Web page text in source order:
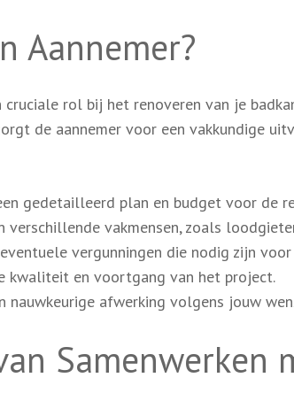
Aannemer?
cruciale rol bij het renoveren van je
de aannemer voor een vakkundige
gedetailleerd plan en budget voor de
verschillende vakmensen, zoals
vergunningen die nodig zijn
kwaliteit en voortgang van het project.
nauwkeurige afwerking volgens jouw
Samenwerken